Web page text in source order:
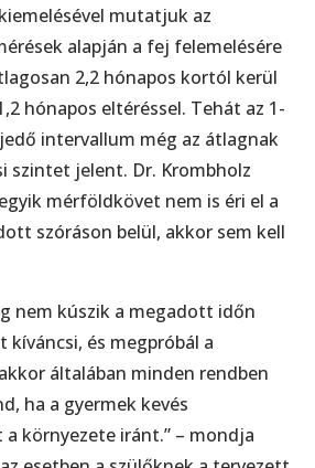
mutatjuk az
alapján a fej felemelésére
2,2 hónapos kortól kerül
hónapos eltéréssel. Tehát az 1-
intervallum még az átlagnak
szintet jelent. Dr. Krombholz
mérföldkövet nem is éri el a
szóráson belül, akkor sem kell
nem kúszik a megadott időn
kíváncsi, és megpróbál a
általában minden rendben
ha a gyermek kevés
környezete iránt.” – mondja